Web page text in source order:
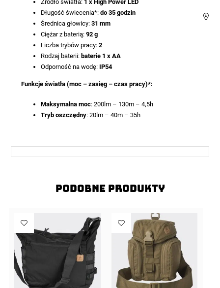
Źródło światła: 1 x High Power LED
Długość świecenia*: do 35 godzin
Średnica głowicy: 31 mm
Ciężar z baterią: 92 g
Liczba trybów pracy: 2
Rodzaj baterii: baterie 1 x AA
Odporność na wodę: IP54
Funkcje światła (moc – zasięg – czas pracy)*:
Maksymalna moc: 200lm – 130m – 4,5h
Tryb oszczędny: 20lm – 40m – 35h
Podobne produkty